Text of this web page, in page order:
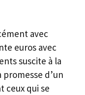
avec
euros avec
suscite à la
promesse d’un
ceux qui se